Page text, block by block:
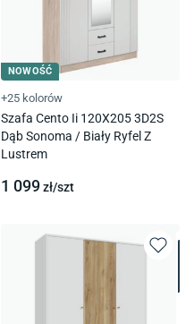
NOWOŚĆ
+25 kolorów
Szafa Cento Ii 120X205 3D2S
Dąb Sonoma / Biały Ryfel Z
Lustrem
1 099zł/szt